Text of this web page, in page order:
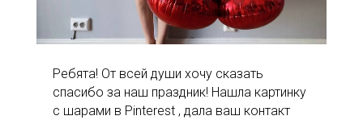
Ребята! От всей души хочу сказать
спасибо за наш праздник! Нашла картинку
с шарами в Pinterest , дала ваш контакт